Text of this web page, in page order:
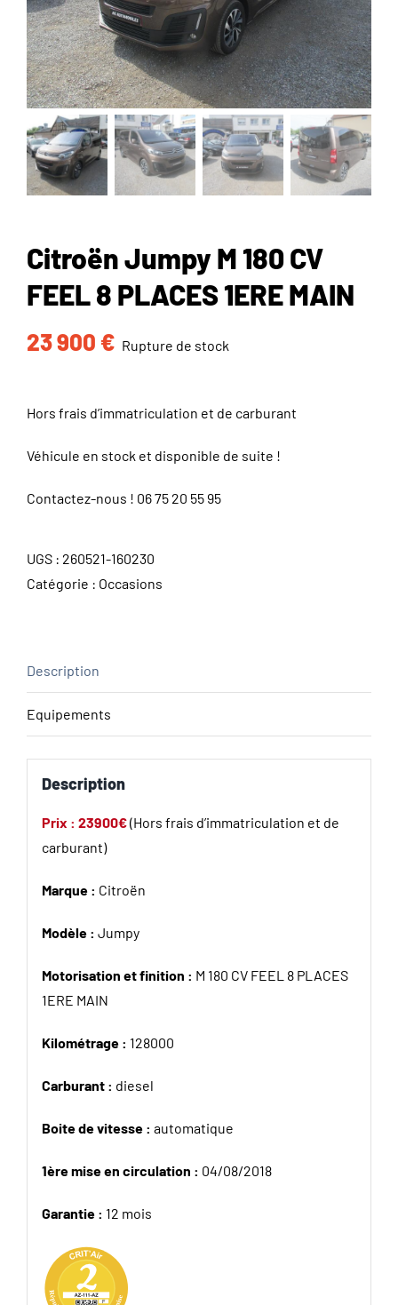
Citroën Jumpy M 180 CV
FEEL 8 PLACES 1ERE MAIN
23 900 € Rupture de stock
Hors frais d’immatriculation et de carburant
Véhicule en stock et disponible de suite !
Contactez-nous ! 06 75 20 55 95
UGS : 260521-160230
Catégorie : Occasions
Description
Equipements
Description
Prix : 23900€(Hors frais d’immatriculation et de
carburant)
Marque : Citroën
Modèle : Jumpy
Motorisation et finition : M 180 CV FEEL 8 PLACES
1ERE MAIN
Kilométrage : 128000
Carburant : diesel
Boite de vitesse : automatique
1ère mise en circulation : 04/08/2018
Garantie : 12 mois